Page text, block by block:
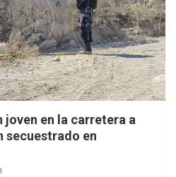
joven en la carretera a
secuestrado en